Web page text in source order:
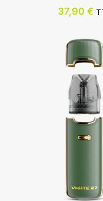
37,90 €